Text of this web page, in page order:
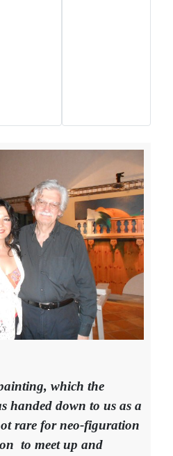
which the
handed down to us as a
rare for neo-figuration
to meet up and